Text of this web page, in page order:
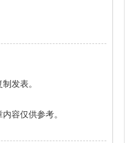
发表。
容仅供参考。